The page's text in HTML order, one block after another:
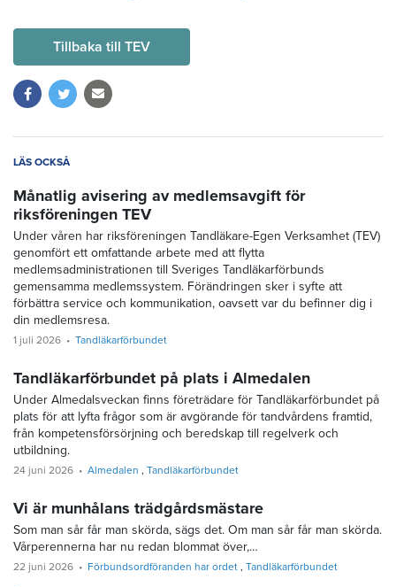
Tillbaka till TEV
LÄS OCKSÅ
Månatlig avisering av medlemsavgift för
riksföreningen TEV
Under våren har riksföreningen Tandläkare-Egen Verksamhet (TEV)
genomfört ett omfattande arbete med att flytta
medlemsadministrationen till Sveriges Tandläkarförbunds
gemensamma medlemssystem. Förändringen sker i syfte att
förbättra service och kommunikation, oavsett var du befinner dig i
din medlemsresa.
1 juli 2026 Tandläkarförbundet
Tandläkarförbundet på plats i Almedalen
Under Almedalsveckan finns företrädare för Tandläkarförbundet på
plats för att lyfta frågor som är avgörande för tandvårdens framtid,
från kompetensförsörjning och beredskap till regelverk och
utbildning.
24 juni 2026 Almedalen Tandläkarförbundet
Vi är munhålans trädgårdsmästare
Som man sår får man skörda, sägs det. Om man sår får man skörda.
Vårperennerna har nu redan blommat över,…
22 juni 2026 Förbundsordföranden har ordet Tandläkarförbundet